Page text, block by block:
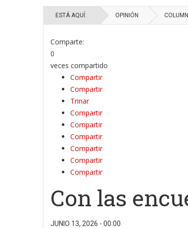
ESTÁ AQUÍ: OPINIÓN
Comparte:
0
veces compartido
Compartir
Compartir
Trinar
Compartir
Compartir
Compartir
Compartir
Compartir
Compartir
Con las
JUNIO 13, 2026 - 00:00